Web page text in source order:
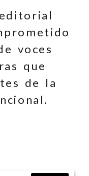
voces
que
de la